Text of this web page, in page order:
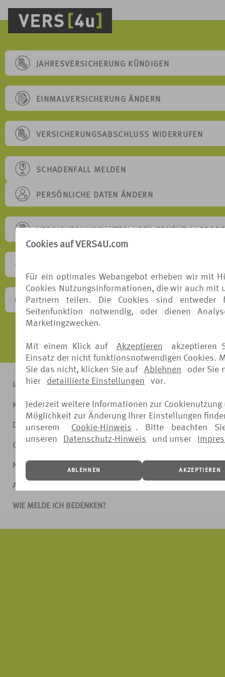
Cookies auf VERS4U.com
Für ein optimales Webangebot erheben wir mit
Cookies Nutzungsinformationen, die wir auch mit
Partnern teilen. Die Cookies sind entweder
Seitenfunktion notwendig, oder dienen
Marketingzwecken.
Mit einem Klick auf Akzeptieren
akzeptieren
Einsatz der nicht funktionsnotwendigen Cookies.
Sie das nicht, klicken Sie auf
Ablehnen
oder Sie
hier
detaillierte Einstellungen vor.
Jederzeit weitere Informationen zur Cookienutzung
Möglichkeit zur Änderung Ihrer Einstellungen
unserem
Cookie-Hinweis . Bitte beachten
unseren
Datenschutz-Hinweis und unser
ABLEHNEN AKZEPTIEREN
JAHRESVERSICHERUNG KÜNDIGEN
EINMALVERSICHERUNG ÄNDERN
VERSICHERUNGSABSCHLUSS WIDERRUFEN
SCHADENFALL MELDEN
PERSÖNLICHE DATEN ÄNDERN
BESCHWERDEVERFAHREN
IMPRESSUM
KONTAKT
DATENSCHUTZ
COOKIE-HINWEIS
NUTZUNGSBEDINGUNGEN
AGB
WIE MELDE ICH BEDENKEN?